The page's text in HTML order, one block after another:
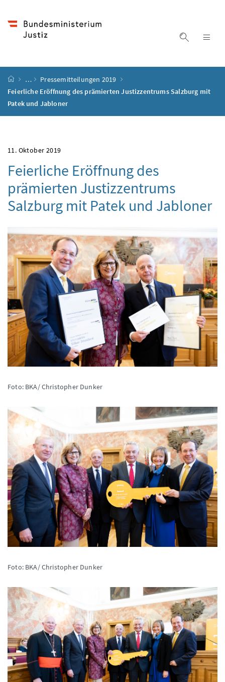
Suche
Startseite
…
Pressemitteilungen 2019
Feierliche Eröffnung des prämierten Justizzentrums Salzburg mit
Patek und Jabloner
11. Oktober 2019
Feierliche Eröffnung des
prämierten Justizzentrums
Salzburg mit Patek und Jabloner
Foto: BKA/ Christopher Dunker
Foto: BKA/ Christopher Dunker